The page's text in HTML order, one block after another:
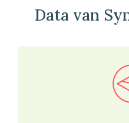
Data van
Bekijk in